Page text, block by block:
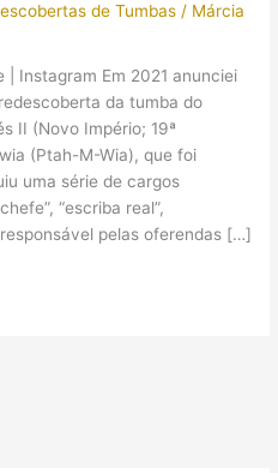
de Tumbas / Márcia
| Instagram Em 2021 anunciei
da tumba do
II (Novo Império; 19ª
(Ptah-M-Wia), que foi
uma série de cargos
“escriba real”,
pelas oferendas […]